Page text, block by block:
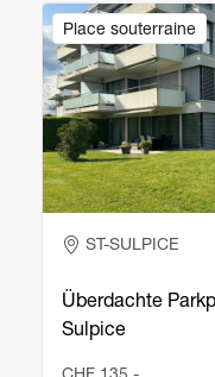
Place souterraine
Image
ST-SULPICE
Überdachte
Sulpice